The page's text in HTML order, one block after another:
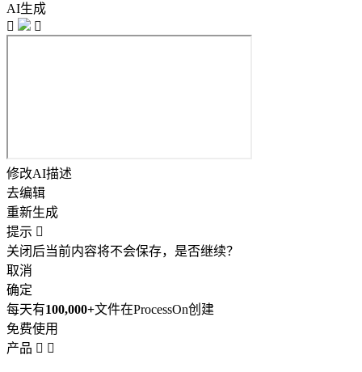
AI生成


修改AI描述
去编辑
重新生成
提示 
关闭后当前内容将不会保存，是否继续？
取消
确定
每天有100,000+文件在ProcessOn创建
免费使用
产品  